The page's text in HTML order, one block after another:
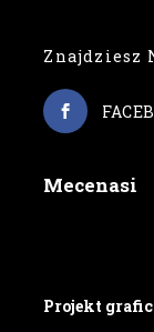
Znajdziesz
Mecenasi
Projekt